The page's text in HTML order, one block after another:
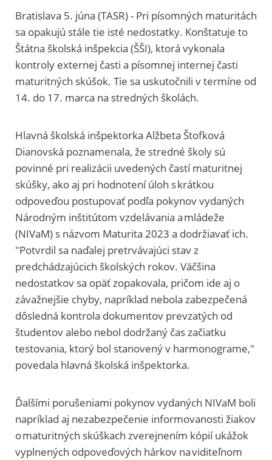
Bratislava 5. júna (TASR) - Pri písomných maturitách
sa opakujú stále tie isté nedostatky. Konštatuje to
Štátna školská inšpekcia (ŠŠI), ktorá vykonala
kontroly externej časti a písomnej internej časti
maturitných skúšok. Tie sa uskutočnili v termíne od
14. do 17. marca na stredných školách.
Hlavná školská inšpektorka Alžbeta Štofková
Dianovská poznamenala, že stredné školy sú
povinné pri realizácii uvedených častí maturitnej
skúšky, ako aj pri hodnotení úloh s krátkou
odpoveďou postupovať podľa pokynov vydaných
Národným inštitútom vzdelávania a mládeže
(NIVaM) s názvom Maturita 2023 a dodržiavať ich.
"Potvrdil sa naďalej pretrvávajúci stav z
predchádzajúcich školských rokov. Väčšina
nedostatkov sa opäť zopakovala, pričom ide aj o
závažnejšie chyby, napríklad nebola zabezpečená
dôsledná kontrola dokumentov prevzatých od
študentov alebo nebol dodržaný čas začiatku
testovania, ktorý bol stanovený v harmonograme,"
povedala hlavná školská inšpektorka.
Ďalšími porušeniami pokynov vydaných NIVaM boli
napríklad aj nezabezpečenie informovanosti žiakov
o maturitných skúškach zverejnením kópií ukážok
vyplnených odpoveďových hárkov na viditeľnom